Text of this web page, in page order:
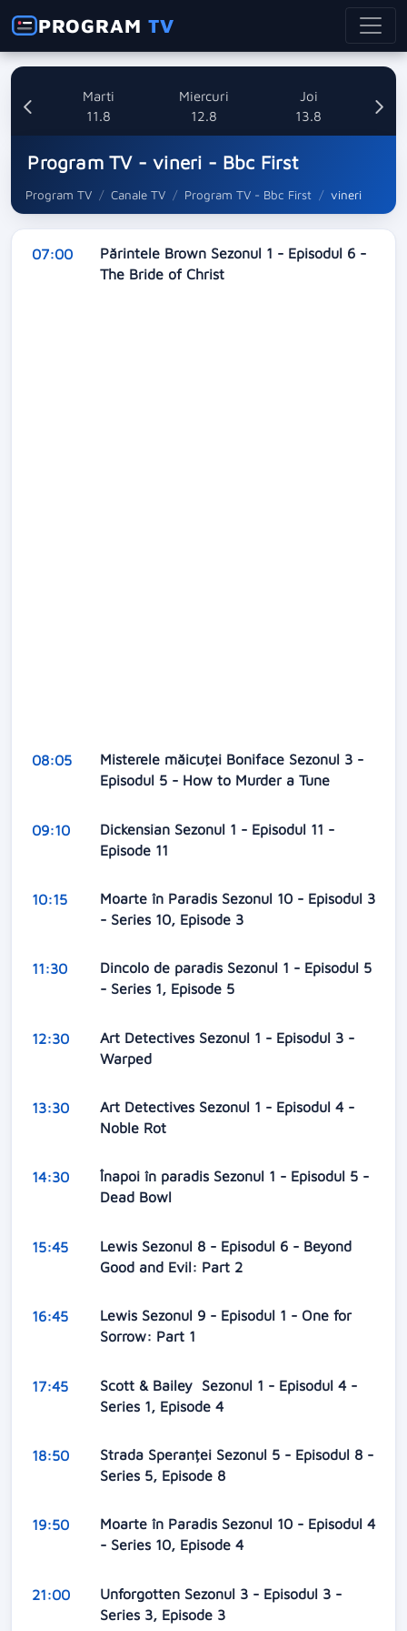
PROGRAMTV
Marti
11.8
Miercuri
12.8
Joi
13.8
Program TV - vineri - Bbc First
Program TV Canale TV Program TV - Bbc First vineri
07:00
Părintele Brown Sezonul 1 - Episodul 6 -
The Bride of Christ
08:05
Misterele măicuţei Boniface Sezonul 3 -
Episodul 5 - How to Murder a Tune
09:10
Dickensian Sezonul 1 - Episodul 11 -
Episode 11
10:15
Moarte în Paradis Sezonul 10 - Episodul 3
- Series 10, Episode 3
11:30
Dincolo de paradis Sezonul 1 - Episodul 5
- Series 1, Episode 5
12:30
Art Detectives Sezonul 1 - Episodul 3 -
Warped
13:30
Art Detectives Sezonul 1 - Episodul 4 -
Noble Rot
14:30
Înapoi în paradis Sezonul 1 - Episodul 5 -
Dead Bowl
15:45
Lewis Sezonul 8 - Episodul 6 - Beyond
Good and Evil: Part 2
16:45
Lewis Sezonul 9 - Episodul 1 - One for
Sorrow: Part 1
17:45
Scott & Bailey Sezonul 1 - Episodul 4 -
Series 1, Episode 4
18:50
Strada Speranței Sezonul 5 - Episodul 8 -
Series 5, Episode 8
19:50
Moarte în Paradis Sezonul 10 - Episodul 4
- Series 10, Episode 4
21:00
Unforgotten Sezonul 3 - Episodul 3 -
Series 3, Episode 3